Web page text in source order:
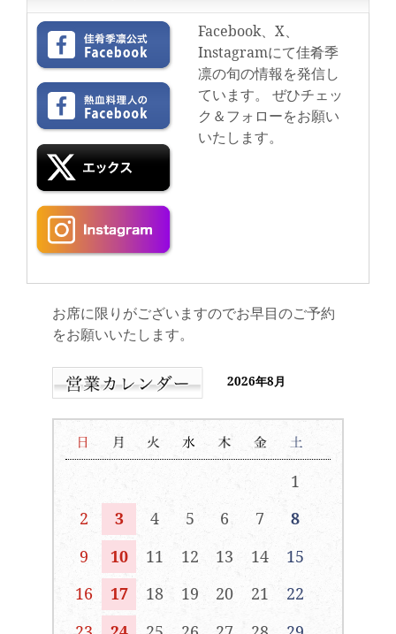
Facebook、X、
Instagramにて佳肴季
凛の旬の情報を発信し
ています。 ぜひチェッ
ク＆フォローをお願い
いたします。
お席に限りがございますのでお早目のご予約
をお願いいたします。
2026年8月
1
2
3 4 5 6 7
8
9
10 11 12 13 14
15
16
17 18 19 20 21
22